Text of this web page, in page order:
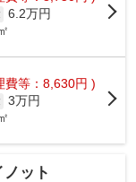
6.2万円
費等：8,630円 )
3万円
ット